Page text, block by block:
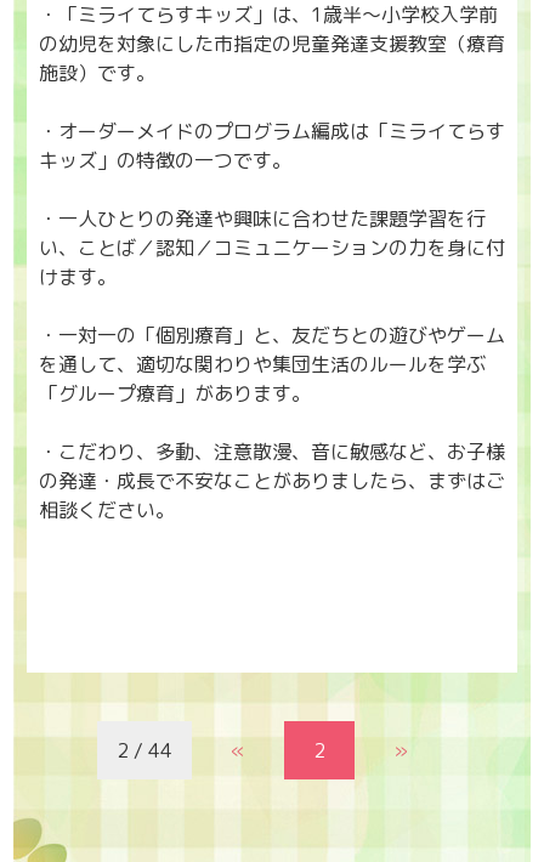
・「ミライてらすキッズ」は、1歳半～小学校入学前
の幼児を対象にした市指定の児童発達支援教室（療育
施設）です。
・オーダーメイドのプログラム編成は「ミライてらす
キッズ」の特徴の一つです。
・一人ひとりの発達や興味に合わせた課題学習を行
い、ことば／認知／コミュニケーションの力を身に付
けます。
・一対一の「個別療育」と、友だちとの遊びやゲーム
を通して、適切な関わりや集団生活のルールを学ぶ
「グループ療育」があります。
・こだわり、多動、注意散漫、音に敏感など、お子様
の発達・成長で不安なことがありましたら、まずはご
相談ください。
2 / 44 « 2 »